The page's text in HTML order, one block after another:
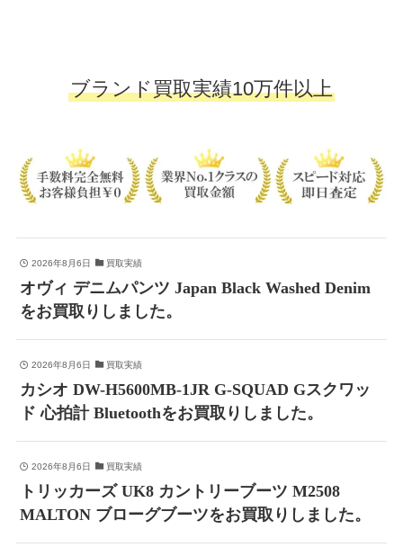
ブランド買取実績10万件以上
2026年8月6日 買取実績
オヴィ デニムパンツ Japan Black Washed Denim
をお買取りしました。
2026年8月6日 買取実績
カシオ DW-H5600MB-1JR G-SQUAD Gスクワッ
ド 心拍計 Bluetoothをお買取りしました。
2026年8月6日 買取実績
トリッカーズ UK8 カントリーブーツ M2508
MALTON ブローグブーツをお買取りしました。